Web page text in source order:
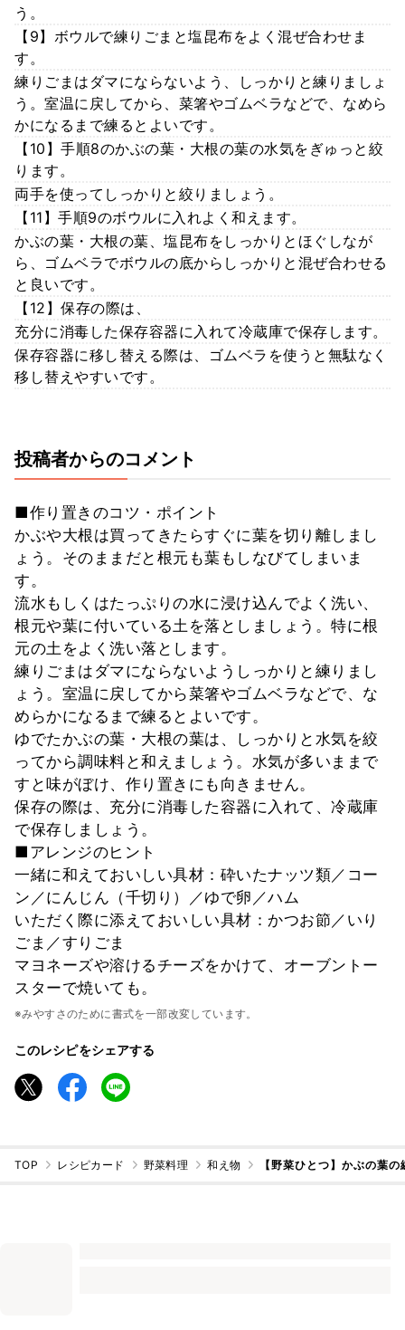
う。
【9】ボウルで練りごまと塩昆布をよく混ぜ合わせま
す。
練りごまはダマにならないよう、しっかりと練りましょ
う。室温に戻してから、菜箸やゴムベラなどで、なめら
かになるまで練るとよいです。
【10】手順8のかぶの葉・大根の葉の水気をぎゅっと絞
ります。
両手を使ってしっかりと絞りましょう。
【11】手順9のボウルに入れよく和えます。
かぶの葉・大根の葉、塩昆布をしっかりとほぐしなが
ら、ゴムベラでボウルの底からしっかりと混ぜ合わせる
と良いです。
【12】保存の際は、
充分に消毒した保存容器に入れて冷蔵庫で保存します。
保存容器に移し替える際は、ゴムベラを使うと無駄なく
移し替えやすいです。
投稿者からのコメント
■作り置きのコツ・ポイント
かぶや大根は買ってきたらすぐに葉を切り離しまし
ょう。そのままだと根元も葉もしなびてしまいま
す。
流水もしくはたっぷりの水に浸け込んでよく洗い、
根元や葉に付いている土を落としましょう。特に根
元の土をよく洗い落とします。
練りごまはダマにならないようしっかりと練りまし
ょう。室温に戻してから菜箸やゴムベラなどで、な
めらかになるまで練るとよいです。
ゆでたかぶの葉・大根の葉は、しっかりと水気を絞
ってから調味料と和えましょう。水気が多いままで
すと味がぼけ、作り置きにも向きません。
保存の際は、充分に消毒した容器に入れて、冷蔵庫
で保存しましょう。
■アレンジのヒント
一緒に和えておいしい具材：砕いたナッツ類／コー
ン／にんじん（千切り）／ゆで卵／ハム
いただく際に添えておいしい具材：かつお節／いり
ごま／すりごま
マヨネーズや溶けるチーズをかけて、オーブントー
スターで焼いても。
※みやすさのために書式を一部改変しています。
このレシピをシェアする
TOP レシピカード 野菜料理 和え物 【野菜ひとつ】かぶの葉